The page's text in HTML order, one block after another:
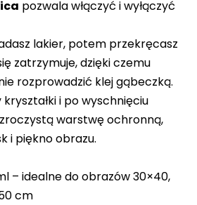
pozwala włączyć i wyłączyć
lakier, potem przekręcasz
zatrzymuje, dzięki czemu
rozprowadzić klej gąbeczką.
i po wyschnięciu
warstwę ochronną,
i piękno obrazu.
– idealne do obrazów 30×40,
cm